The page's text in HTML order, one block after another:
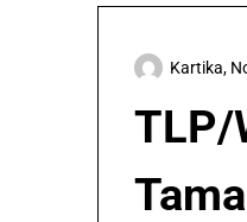
TLP/
Kartika,